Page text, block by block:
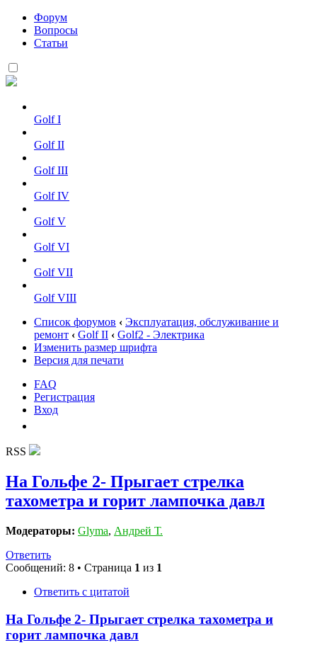
Форум
Вопросы
Статьи
Golf I
Golf II
Golf III
Golf IV
Golf V
Golf VI
Golf VII
Golf VIII
Список форумов ‹ Эксплуатация, обслуживание и
ремонт ‹ Golf II ‹ Golf2 - Электрика
Изменить размер шрифта
Версия для печати
FAQ
Регистрация
Вход
RSS
На Гольфе 2- Прыгает стрелка
тахометра и горит лампочка давл
Модераторы: Glyma, Андрей Т.
Ответить
Сообщений: 8 • Страница 1 из 1
Ответить с цитатой
На Гольфе 2- Прыгает стрелка тахометра и
горит лампочка давл